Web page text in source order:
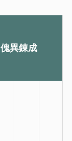
傀異錬成